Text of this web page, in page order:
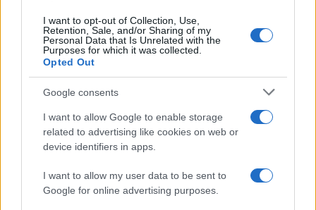
I want to opt-out of Collection, Use,
Retention, Sale, and/or Sharing of my
Personal Data that Is Unrelated with the
Purposes for which it was collected.
Opted Out
Google consents
I want to allow Google to enable storage
related to advertising like cookies on web or
device identifiers in apps.
I want to allow my user data to be sent to
Google for online advertising purposes.
lasciare le passerelle di Firenze dopo un
servizio su sartorie locali; da allora guida
scelte stilistiche pratiche per lettori. In
redazione propone palette sobrie e mantiene
un archivio personale di tagli e cartamodelli
d’epoca.